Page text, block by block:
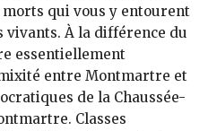
qui vous y entourent
vivants. À la différence du
essentiellement
entre Montmartre et
de la Chaussée-
Classes